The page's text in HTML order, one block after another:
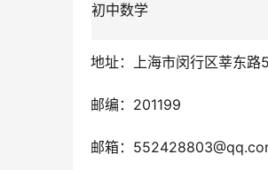
初中数学
地址：上海市闵行区莘东路
邮编：201199
邮箱：